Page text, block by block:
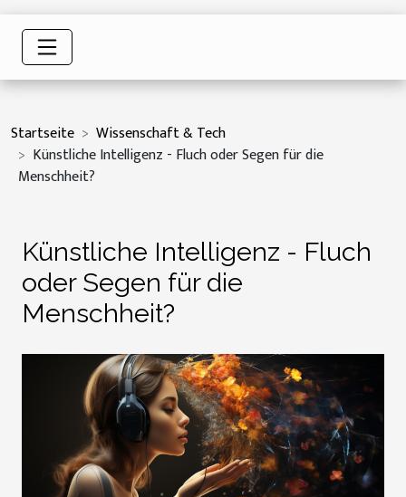
Startseite
Wissenschaft & Tech
Künstliche Intelligenz - Fluch oder Segen für die
Menschheit?
Künstliche Intelligenz - Fluch
oder Segen für die
Menschheit?